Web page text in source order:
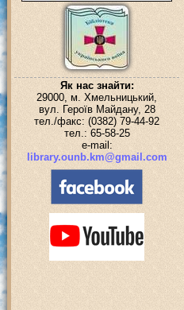
Як нас знайти:
29000, м. Хмельницький,
вул. Героїв Майдану, 28
тел./факс: (0382) 79-44-92
тел.: 65-58-25
e-mail:
library.ounb.km@gmail.com